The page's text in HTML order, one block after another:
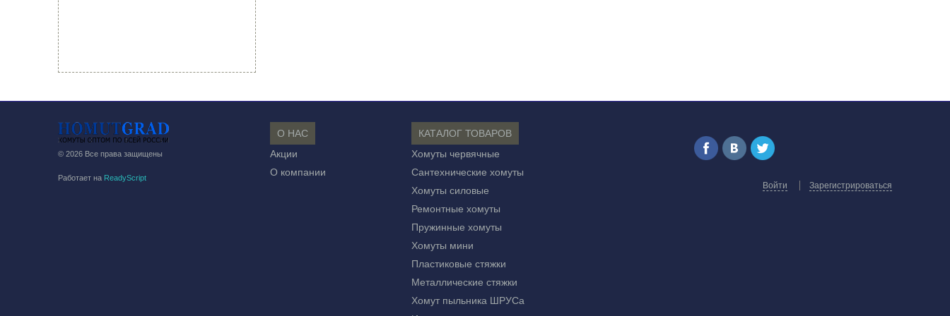
© 2026 Все права защищены
Работает на ReadyScript
О НАС
Акции
О компании
КАТАЛОГ ТОВАРОВ
Хомуты червячные
Сантехнические хомуты
Хомуты силовые
Ремонтные хомуты
Пружинные хомуты
Хомуты мини
Пластиковые стяжки
Металлические стяжки
Хомут пыльника ШРУСа
Войти Зарегистрироваться